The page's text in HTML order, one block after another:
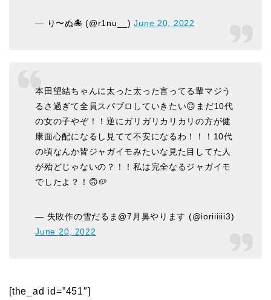
— り〜ぬ🐙 (@r1nu__)June 20, 2022
本田望結ちゃんに太った太った言ってる輩マジう
るさ過ぎて全員スパブロしていきたい🙃まだ10代
の女の子やぞ！！逆にガリガリカリカリの方が健
康面心配になるし見てて不安になるわ！！！10代
の頃なんか皆ジャガイモみたいな見た目してた人
が殆どじゃないの？！！私は完全なるジャガイモ
でしたよ？！🙃🥔
— 失敗作の雪だるま@7月鼻やります (@ioriiiiii3)
June 20, 2022
[the_ad id=”451″]